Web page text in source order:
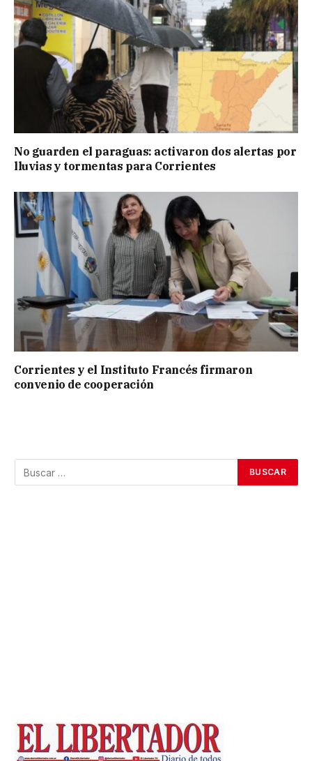
No guarden el paraguas: activaron dos alertas por
lluvias y tormentas para Corrientes
Corrientes y el Instituto Francés firmaron
convenio de cooperación